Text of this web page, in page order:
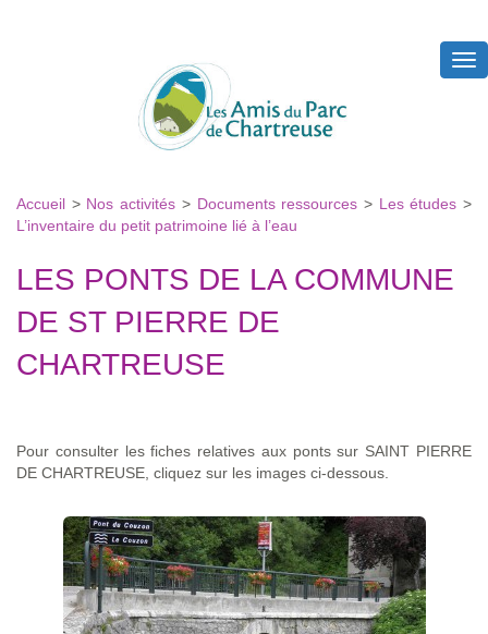
Accueil > Nos activités > Documents ressources > Les études >
L’inventaire du petit patrimoine lié à l’eau
LES PONTS DE LA COMMUNE
DE ST PIERRE DE
CHARTREUSE
Pour consulter les fiches relatives aux ponts sur SAINT PIERRE
DE CHARTREUSE, cliquez sur les images ci-dessous.